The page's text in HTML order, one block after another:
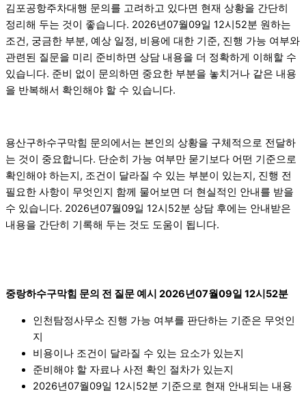
김포공항주차대행 문의를 고려하고 있다면 현재 상황을 간단히
정리해 두는 것이 좋습니다. 2026년07월09일 12시52분 원하는
조건, 궁금한 부분, 예상 일정, 비용에 대한 기준, 진행 가능 여부와
관련된 질문을 미리 준비하면 상담 내용을 더 정확하게 이해할 수
있습니다. 준비 없이 문의하면 중요한 부분을 놓치거나 같은 내용
을 반복해서 확인해야 할 수 있습니다.
용산구하수구막힘 문의에서는 본인의 상황을 구체적으로 전달하
는 것이 중요합니다. 단순히 가능 여부만 묻기보다 어떤 기준으로
확인해야 하는지, 조건이 달라질 수 있는 부분이 있는지, 진행 전
필요한 사항이 무엇인지 함께 물어보면 더 현실적인 안내를 받을
수 있습니다. 2026년07월09일 12시52분 상담 후에는 안내받은
내용을 간단히 기록해 두는 것도 도움이 됩니다.
중랑하수구막힘 문의 전 질문 예시 2026년07월09일 12시52분
인천탐정사무소 진행 가능 여부를 판단하는 기준은 무엇인
지
비용이나 조건이 달라질 수 있는 요소가 있는지
준비해야 할 자료나 사전 확인 절차가 있는지
2026년07월09일 12시52분 기준으로 현재 안내되는 내용